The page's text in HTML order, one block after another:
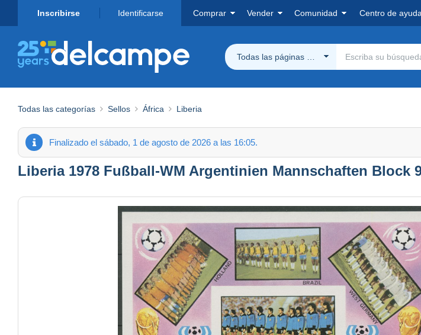
Inscribirse Identificarse Comprar Vender Comunidad Centro de ayuda
Todas las páginas Delcampe
Todas las categorías Sellos África Liberia
Finalizado el sábado, 1 de agosto de 2026 a las 16:05.
Liberia 1978 Fußball-WM Argentinien Mannschaften Block